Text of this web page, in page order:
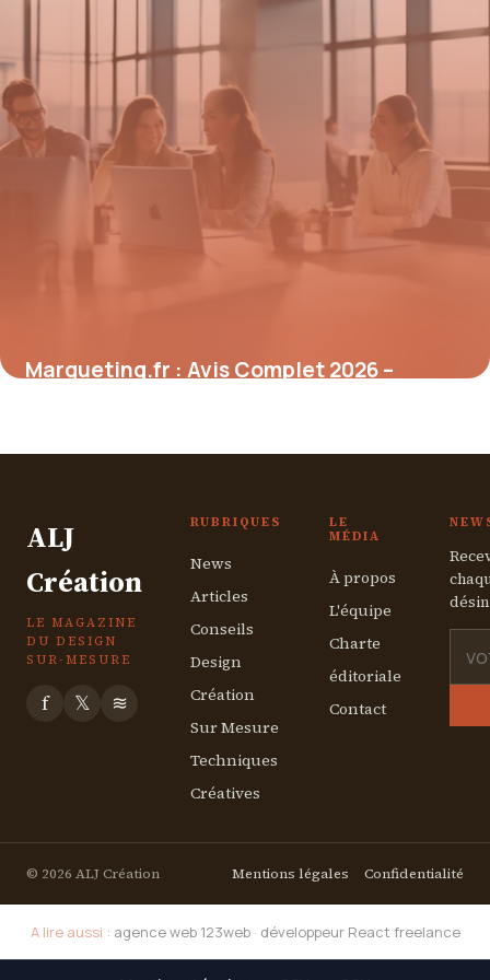
Marqueting.fr : Avis Complet 2026 –
ALJ
Création
LE MAGAZINE
DU DESIGN
SUR-MESURE
f 𝕏 ≋
RUBRIQUES
News
Articles
Conseils
Design
Création
Sur Mesure
Techniques
Créatives
LE
MÉDIA
À propos
L'équipe
Charte
éditoriale
Contact
© 2026 ALJ Création Mentions légales Confidentialité
A lire aussi : agence web 123web· développeur React freelance